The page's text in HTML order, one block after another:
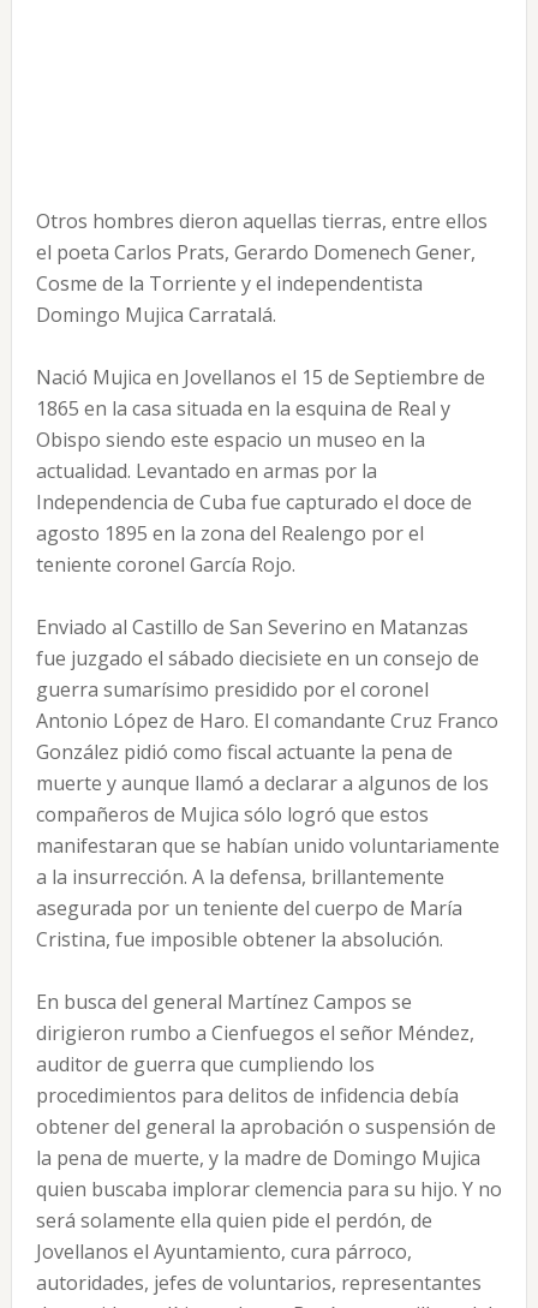
Otros hombres dieron aquellas tierras, entre ellos
el poeta Carlos Prats, Gerardo Domenech Gener,
Cosme de la Torriente y el independentista
Domingo Mujica Carratalá.
Nació Mujica en Jovellanos el 15 de Septiembre de
1865 en la casa situada en la esquina de Real y
Obispo siendo este espacio un museo en la
actualidad. Levantado en armas por la
Independencia de Cuba fue capturado el doce de
agosto 1895 en la zona del Realengo por el
teniente coronel García Rojo.
Enviado al Castillo de San Severino en Matanzas
fue juzgado el sábado diecisiete en un consejo de
guerra sumarísimo presidido por el coronel
Antonio López de Haro. El comandante Cruz Franco
González pidió como fiscal actuante la pena de
muerte y aunque llamó a declarar a algunos de los
compañeros de Mujica sólo logró que estos
manifestaran que se habían unido voluntariamente
a la insurrección. A la defensa, brillantemente
asegurada por un teniente del cuerpo de María
Cristina, fue imposible obtener la absolución.
En busca del general Martínez Campos se
dirigieron rumbo a Cienfuegos el señor Méndez,
auditor de guerra que cumpliendo los
procedimientos para delitos de infidencia debía
obtener del general la aprobación o suspensión de
la pena de muerte, y la madre de Domingo Mujica
quien buscaba implorar clemencia para su hijo. Y no
será solamente ella quien pide el perdón, de
Jovellanos el Ayuntamiento, cura párroco,
autoridades, jefes de voluntarios, representantes